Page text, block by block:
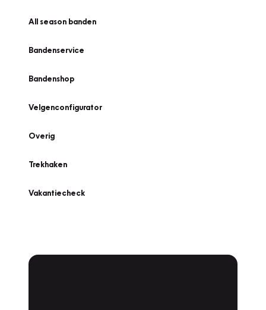
All season banden
Bandenservice
Bandenshop
Velgenconfigurator
Overig
Trekhaken
Vakantiecheck